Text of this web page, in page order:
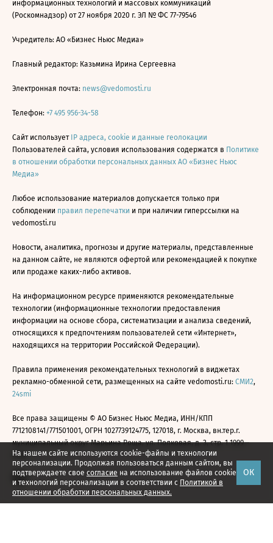
На нашем сайте используются cookie-файлы и технологии
персонализации. Продолжая пользоваться данным сайтом, вы
подтверждаете свое согласие на использование файлов cookie
и технологий персонализации в соответствии с Политикой в
отношении обработки персональных данных.
ОК
информационных технологий и массовых коммуникаций
(Роскомнадзор) от 27 ноября 2020 г. ЭЛ № ФС 77-79546
Учредитель: АО «Бизнес Ньюс Медиа»
Главный редактор: Казьмина Ирина Сергеевна
Электронная почта: news@vedomosti.ru
Телефон: +7 495 956-34-58
Сайт использует IP адреса, cookie и данные геолокации
Пользователей сайта, условия использования содержатся в Политике
в отношении обработки персональных данных АО «Бизнес Ньюс
Медиа»
Любое использование материалов допускается только при
соблюдении правил перепечатки и при наличии гиперссылки на
vedomosti.ru
Новости, аналитика, прогнозы и другие материалы, представленные
на данном сайте, не являются офертой или рекомендацией к покупке
или продаже каких-либо активов.
На информационном ресурсе применяются рекомендательные
технологии (информационные технологии предоставления
информации на основе сбора, систематизации и анализа сведений,
относящихся к предпочтениям пользователей сети «Интернет»,
находящихся на территории Российской Федерации).
Правила применения рекомендательных технологий в виджетах
рекламно-обменной сети, размещенных на сайте vedomosti.ru: СМИ2,
24smi
Все права защищены © АО Бизнес Ньюс Медиа, ИНН/КПП
7712108141/771501001, ОГРН 1027739124775, 127018, г. Москва, вн.тер.г.
муниципальный округ Марьина Роща, ул. Полковая, д. 3, стр. 1 1999—
2026